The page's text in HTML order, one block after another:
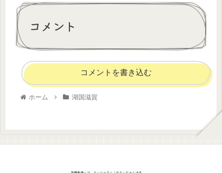
コメント
コメントを書き込む
ホーム 湖国滋賀